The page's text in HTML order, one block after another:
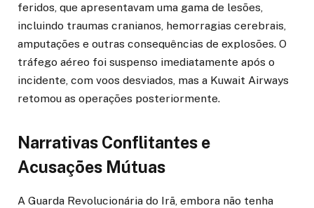
feridos, que apresentavam uma gama de lesões,
incluindo traumas cranianos, hemorragias cerebrais,
amputações e outras consequências de explosões. O
tráfego aéreo foi suspenso imediatamente após o
incidente, com voos desviados, mas a Kuwait Airways
retomou as operações posteriormente.
Narrativas Conflitantes e
Acusações Mútuas
A Guarda Revolucionária do Irã, embora não tenha